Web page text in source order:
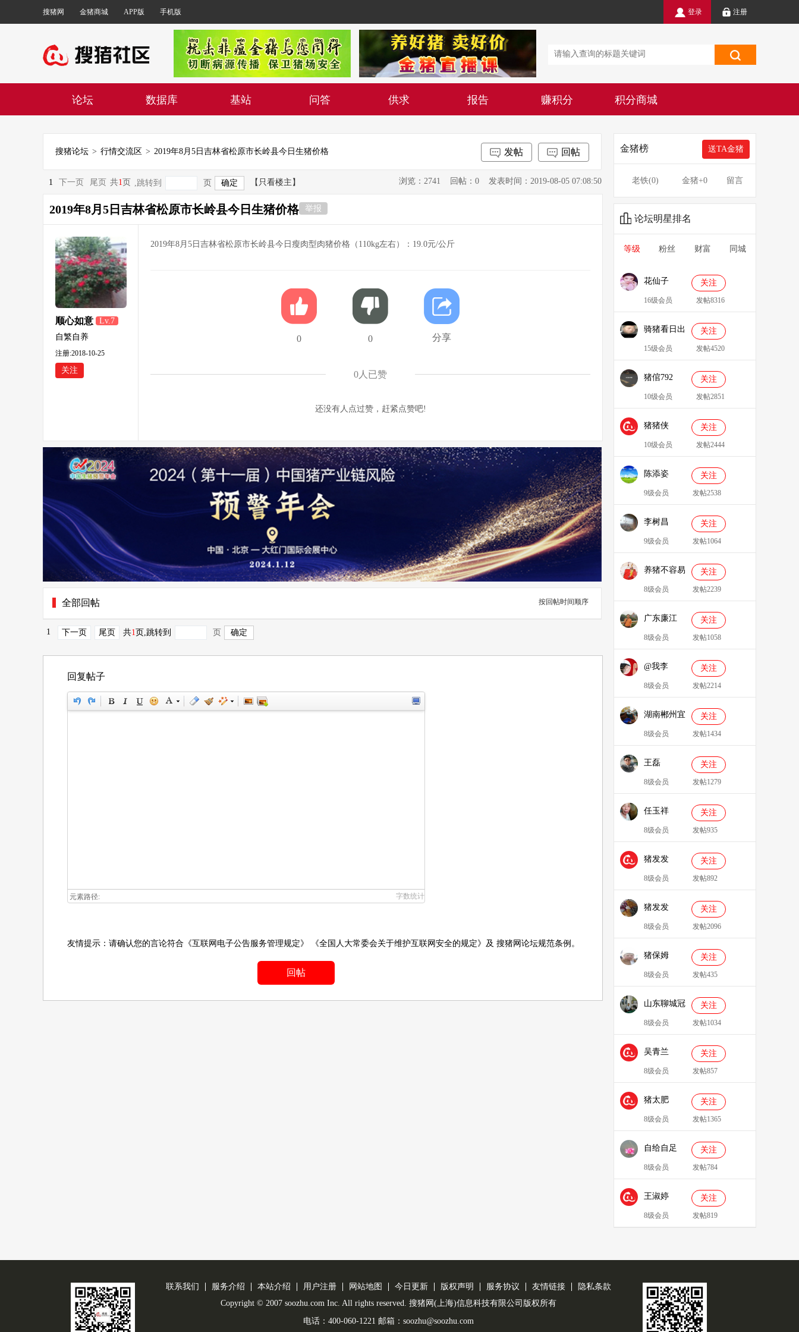
搜猪网 金猪商城 APP版 手机版 登录 注册
论坛 数据库 基站 问答 供求 报告 赚积分 积分商城
搜猪论坛 > 行情交流区 > 2019年8月5日吉林省松原市长岭县今日生猪价格 回帖
发帖
1 下一页 尾页 共1 页 ,跳转到 页 【只看楼主】 浏览：2741 回帖：0 发表时间：2019-08-05 07:08:50
2019年8月5日吉林省松原市长岭县今日生猪价格 举报
顺心如意
Lv.7
自繁自养
注册:2018-10-25
关注
2019年8月5日吉林省松原市长岭县今日瘦肉型肉猪价格（110kg左右）：19.0元/公斤
0 0 分享
0 人已赞
还没有人点过赞，赶紧点赞吧!
全部回帖 按回帖时间顺序
1 下一页 尾页 共1页 ,跳转到 页
回复帖子
元素路径: 字数统计
友情提示：请确认您的言论符合 《互联网电子公告服务管理规定》 《全国人大常委会关于维护互联网安全的规定》 及 搜猪网论坛规范条例 。
回帖
金猪榜 送TA金猪
老铁(0) 金猪+0 留言
论坛明星排名
等级 粉丝 财富 同城
花仙子 关注
16级会员 发帖8316
骑猪看日出 关注
15级会员 发帖4520
猪倌792 关注
10级会员 发帖2851
猪猪侠
086349
关注
10级会员 发帖2444
陈添姿 关注
9级会员 发帖2538
李树昌 关注
9级会员 发帖1064
养猪不容易 关注
8级会员 发帖2239
广东廉江
088
关注
8级会员 发帖1058
@我李 关注
8级会员 发帖2214
湖南郴州宜
章县李明广
关注
8级会员 发帖1434
王磊 关注
8级会员 发帖1279
任玉祥 关注
8级会员 发帖935
猪发发
638829
关注
8级会员 发帖892
猪发发 关注
8级会员 发帖2096
猪保姆
909233
关注
8级会员 发帖435
山东聊城冠
县、莘县综
合服务站：
冯代林
关注
8级会员 发帖1034
吴青兰 关注
8级会员 发帖857
猪太肥
143814
关注
8级会员 发帖1365
自给自足 关注
8级会员 发帖784
王淑婷 关注
8级会员 发帖819
联系我们 服务介绍 本站介绍 用户注册 网站地图 今日更新 版权声明 服务协议 友情链接
隐私条款
Copyright © 2007 soozhu.com Inc. All rights reserved. 搜猪网(上海)信息科技有限公司版权所有
电话：400-060-1221 邮箱：soozhu@soozhu.com